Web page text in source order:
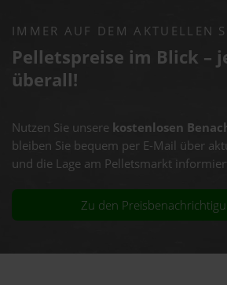
IMMER AUF DEM AKTUELLEN
Pelletspreise im Blick –
überall!
Nutzen Sie unsere kostenlosen
bleiben Sie bequem per E-Mail über
und die Lage am Pelletsmarkt
Zu den